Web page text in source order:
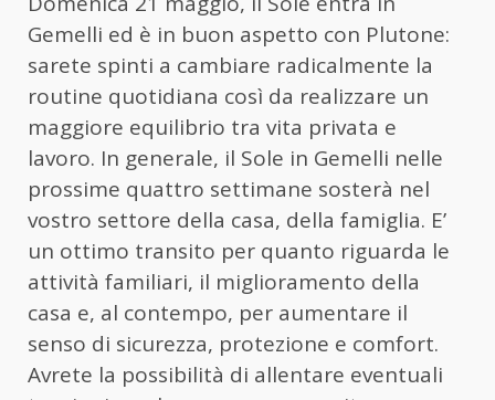
Gemelli ed è in buon aspetto con Plutone:
sarete spinti a cambiare radicalmente la
routine quotidiana così da realizzare un
maggiore equilibrio tra vita privata e
lavoro. In generale, il Sole in Gemelli nelle
prossime quattro settimane sosterà nel
vostro settore della casa, della famiglia. E’
un ottimo transito per quanto riguarda le
attività familiari, il miglioramento della
casa e, al contempo, per aumentare il
senso di sicurezza, protezione e comfort.
Avrete la possibilità di allentare eventuali